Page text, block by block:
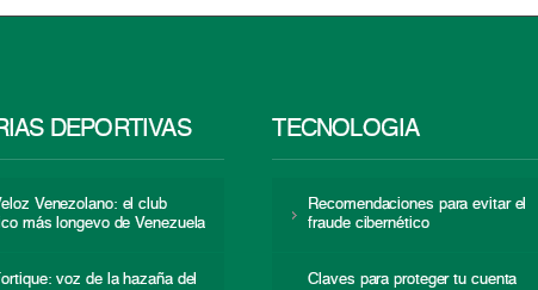
DEPORTIVAS
Venezolano: el club
más longevo de Venezuela
voz de la hazaña del
TECNOLOGÍA
Recomendaciones para evitar el
fraude cibernético
Claves para proteger tu cuenta